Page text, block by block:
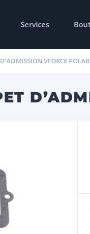
Services
VFORCE